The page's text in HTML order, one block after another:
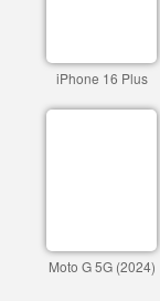
iPhone 16 Plus
Moto G 5G (2024)